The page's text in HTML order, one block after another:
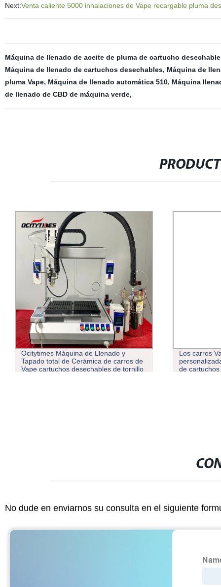
Next:Venta caliente 5000 inhalaciones de Vape recargable pluma
Máquina de llenado de aceite de pluma de cartucho desechable
Máquina de llenado de cartuchos desechables, Máquina de
pluma Vape, Máquina de llenado automática 510, Máquina
de llenado de CBD de máquina verde,
Ocitytimes Máquina de Llenado y
Tapado total de Cerámica de carros de
Vape cartuchos desechables de tornillo
Los carros
de
No dude en enviarnos su consulta en el siguiente